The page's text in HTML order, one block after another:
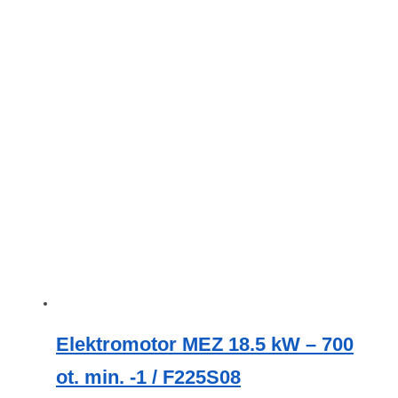
Elektromotor MEZ 18.5 kW – 700
ot. min. -1 / F225S08